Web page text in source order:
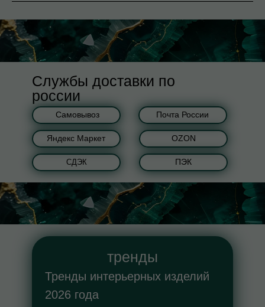
Службы доставки по
россии
Самовывоз
ПЭК
OZON
Почта России
СДЭК
Яндекс Маркет
Тренды интерьерных изделий
2026 года
тренды